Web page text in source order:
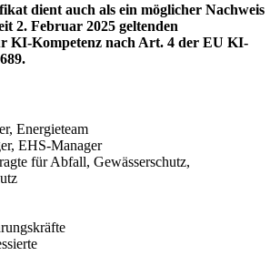
dient auch als ein möglicher Nachweis
2. Februar 2025 geltenden
KI-Kompetenz nach Art. 4 der EU KI-
Energieteam
EHS-Manager
für Abfall, Gewässerschutz,